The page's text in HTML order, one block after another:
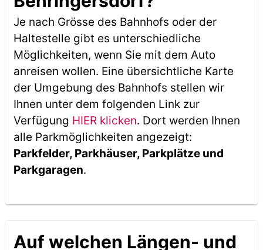
Je nach Grösse des Bahnhofs oder der
Haltestelle gibt es unterschiedliche
Möglichkeiten, wenn Sie mit dem Auto
anreisen wollen. Eine übersichtliche Karte
der Umgebung des Bahnhofs stellen wir
Ihnen unter dem folgenden Link zur
Verfügung HIER klicken. Dort werden Ihnen
alle Parkmöglichkeiten angezeigt:
Parkfelder, Parkhäuser, Parkplätze und
Parkgaragen.
Auf welchen Längen- und